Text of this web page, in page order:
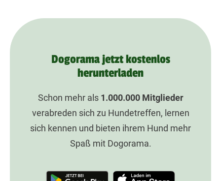
Dogorama jetzt kostenlos
herunterladen
Schon mehr als 1.000.000Mitglieder
verabreden sich zu Hundetreffen, lernen
sich kennen und bieten ihrem Hund mehr
Spaß mit Dogorama.